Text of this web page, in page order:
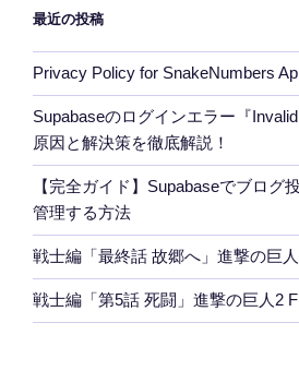
最近の投稿
Privacy Policy for SnakeNumbers
Supabaseのログインエラー『
原因と解決策を徹底解説！
【完全ガイド】Supabaseでブログ
管理する方法
戦士編「最終話 故郷へ」進撃の巨
戦士編「第5話 死闘」進撃の巨人2